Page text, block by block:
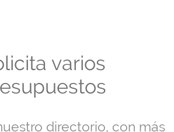
varios
directorio, con más